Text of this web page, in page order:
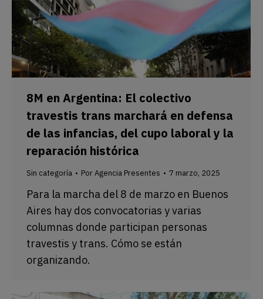
8M en Argentina: El colectivo
travestis trans marchará en defensa
de las infancias, del cupo laboral y la
reparación histórica
Sin categoría PorAgencia Presentes 7 marzo, 2025
Para la marcha del 8 de marzo en Buenos
Aires hay dos convocatorias y varias
columnas donde participan personas
travestis y trans. Cómo se están
organizando.